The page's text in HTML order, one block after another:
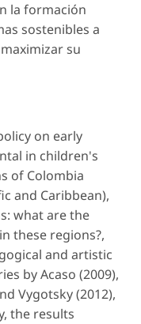
la formación
sostenibles a
su
on early
in children's
of Colombia
and Caribbean),
what are the
these regions?,
and artistic
by Acaso (2009),
Vygotsky (2012),
the results